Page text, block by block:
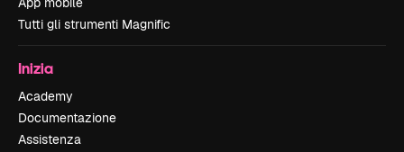
Tutti gli strumenti Magnific
Inizia
Academy
Documentazione
Assistenza